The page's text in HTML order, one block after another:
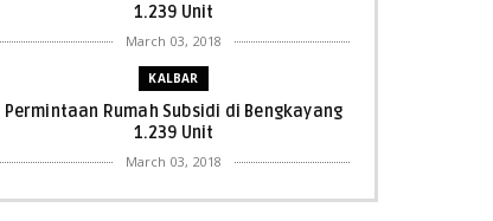
1.239 Unit
March 03, 2018
KALBAR
Permintaan Rumah Subsidi di Bengkayang
1.239 Unit
March 03, 2018
KALBAR